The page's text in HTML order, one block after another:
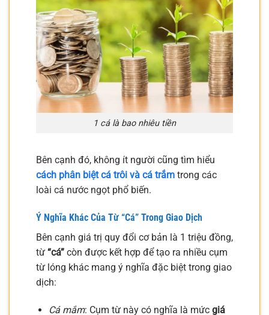
1 cá là bao nhiêu tiền
Bên cạnh đó, không ít người cũng tìm hiểu
cách phân biệt cá trôi và cá trắm trong các
loài cá nước ngọt phổ biến.
Ý Nghĩa Khác Của Từ “Cá” Trong Giao Dịch
Bên cạnh giá trị quy đổi cơ bản là 1 triệu đồng,
từ “cá” còn được kết hợp để tạo ra nhiều cụm
từ lóng khác mang ý nghĩa đặc biệt trong giao
dịch:
Cá mắm: Cụm từ này có nghĩa là mức giá